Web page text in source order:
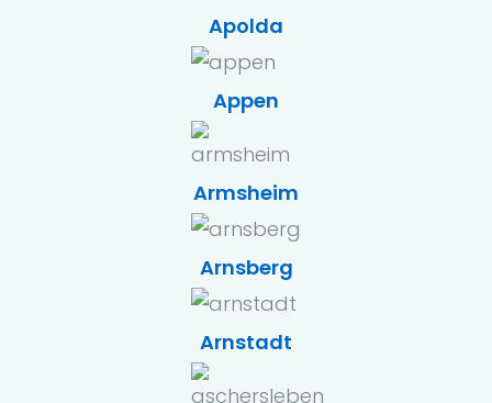
Apolda
Appen
Armsheim
Arnsberg
Arnstadt